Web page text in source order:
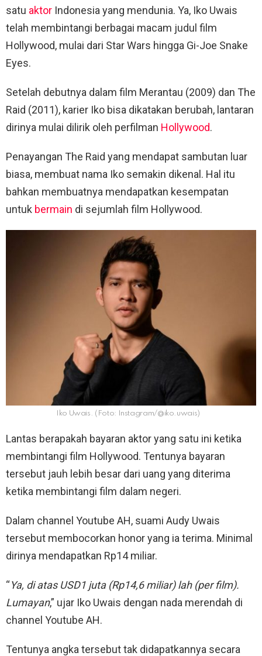
satu aktor Indonesia yang mendunia. Ya, Iko Uwais
telah membintangi berbagai macam judul film
Hollywood, mulai dari Star Wars hingga Gi-Joe Snake
Eyes.
Setelah debutnya dalam film Merantau (2009) dan The
Raid (2011), karier Iko bisa dikatakan berubah, lantaran
dirinya mulai dilirik oleh perfilman Hollywood.
Penayangan The Raid yang mendapat sambutan luar
biasa, membuat nama Iko semakin dikenal. Hal itu
bahkan membuatnya mendapatkan kesempatan
untuk bermain di sejumlah film Hollywood.
Iko Uwais. (Foto: Instagram/@iko.uwais)
Lantas berapakah bayaran aktor yang satu ini ketika
membintangi film Hollywood. Tentunya bayaran
tersebut jauh lebih besar dari uang yang diterima
ketika membintangi film dalam negeri.
Dalam channel Youtube AH, suami Audy Uwais
tersebut membocorkan honor yang ia terima. Minimal
dirinya mendapatkan Rp14 miliar.
“Ya, di atas USD1 juta (Rp14,6 miliar) lah (per film).
Lumayan,” ujar Iko Uwais dengan nada merendah di
channel Youtube AH.
Tentunya angka tersebut tak didapatkannya secara